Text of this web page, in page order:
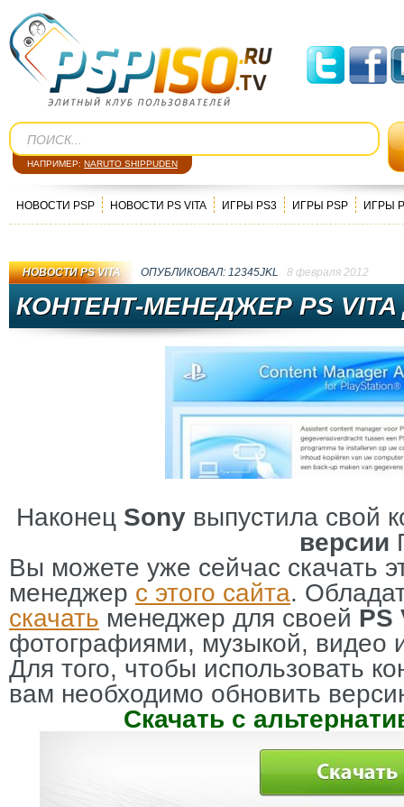
НАПРИМЕР: NARUTO SHIPPUDEN
НОВОСТИ PSP НОВОСТИ PS VITA ИГРЫ PS3 ИГРЫ PSP ИГРЫ
НОВОСТИ PS VITA ОПУБЛИКОВАЛ: 12345JKL 8 февраля 2012
КОНТЕНТ-МЕНЕДЖЕР PS VITA
Наконец Sony выпустила свой
версии
Вы можете уже сейчас скачать
менеджер с этого сайта.
скачать менеджер для своей PS
фотографиями, музыкой, видео
Для того, чтобы использовать
вам необходимо обновить
Скачать с